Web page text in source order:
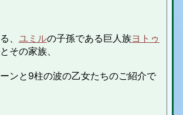
、 ユミルの子孫である巨人族ヨトゥ
その家族、
ンと9柱の波の乙女たちのご紹介で